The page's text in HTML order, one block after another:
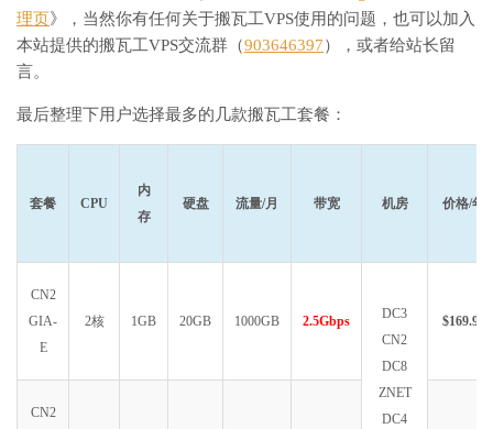
理页》，当然你有任何关于搬瓦工VPS使用的问题，也可以加入
本站提供的搬瓦工VPS交流群（903646397），或者给站长留
言。
最后整理下用户选择最多的几款搬瓦工套餐：
套餐 CPU
内
存
硬盘 流量/月 带宽 机房 价格/年
CN2
GIA-
E
2核 1GB 20GB 1000GB 2.5Gbps
DC3
CN2
DC8
ZNET
DC4
$169.99
CN2